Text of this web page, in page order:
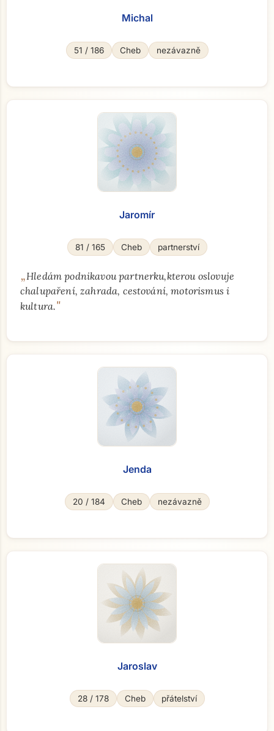
Michal
51 / 186 Cheb nezávazně
Jaromír
81 / 165 Cheb partnerství
„Hledám podnikavou partnerku,kterou oslovuje
chalupaření, zahrada, cestování, motorismus i
kultura."
Jenda
20 / 184 Cheb nezávazně
Jaroslav
28 / 178 Cheb přátelství